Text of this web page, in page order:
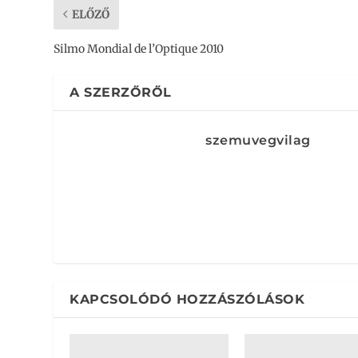
ELŐZŐ
Silmo Mondial de l’Optique 2010
A SZERZŐRŐL
szemuvegvilag
KAPCSOLÓDÓ HOZZÁSZÓLÁSOK